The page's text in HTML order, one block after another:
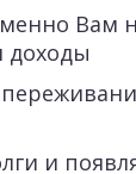
Вам
доходы
и